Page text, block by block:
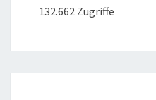
132.662 Zugriffe